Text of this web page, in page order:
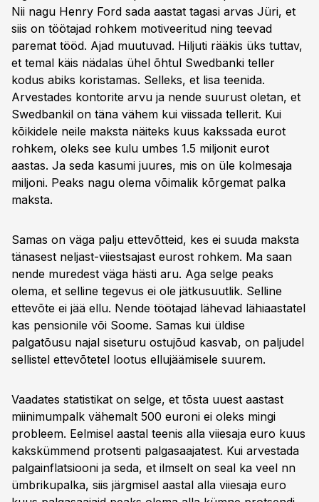
Nii nagu Henry Ford sada aastat tagasi arvas Jüri, et
siis on töötajad rohkem motiveeritud ning teevad
paremat tööd. Ajad muutuvad. Hiljuti rääkis üks tuttav,
et temal käis nädalas ühel õhtul Swedbanki teller
kodus abiks koristamas. Selleks, et lisa teenida.
Arvestades kontorite arvu ja nende suurust oletan, et
Swedbankil on täna vähem kui viissada tellerit. Kui
kõikidele neile maksta näiteks kuus kakssada eurot
rohkem, oleks see kulu umbes 1.5 miljonit eurot
aastas. Ja seda kasumi juures, mis on üle kolmesaja
miljoni. Peaks nagu olema võimalik kõrgemat palka
maksta.
Samas on väga palju ettevõtteid, kes ei suuda maksta
tänasest neljast-viiestsajast eurost rohkem. Ma saan
nende muredest väga hästi aru. Aga selge peaks
olema, et selline tegevus ei ole jätkusuutlik. Selline
ettevõte ei jää ellu. Nende töötajad lähevad lähiaastatel
kas pensionile või Soome. Samas kui üldise
palgatõusu najal siseturu ostujõud kasvab, on paljudel
sellistel ettevõtetel lootus ellujäämisele suurem.
Vaadates statistikat on selge, et tõsta uuest aastast
miinimumpalk vähemalt 500 euroni ei oleks mingi
probleem. Eelmisel aastal teenis alla viiesaja euro kuus
kakskümmend protsenti palgasaajatest. Kui arvestada
palgainflatsiooni ja seda, et ilmselt on seal ka veel nn
ümbrikupalka, siis järgmisel aastal alla viiesaja euro